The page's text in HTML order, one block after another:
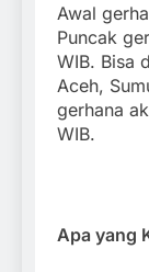
Awal
Puncak
WIB. Bisa
Aceh,
gerhana
WIB.
Apa yang